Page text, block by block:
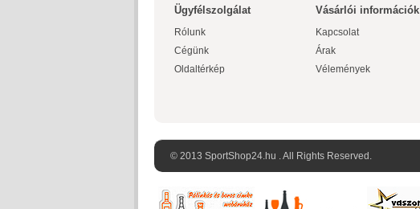
Ügyfélszolgálat
Rólunk
Cégünk
Oldaltérkép
Vásárlói információk
Kapcsolat
Árak
Vélemények
© 2013 SportShop24.hu . All Rights Reserved.